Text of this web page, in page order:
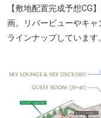
【敷地配置完成予想CG
画。リバービューやキ
ラインナップしています。